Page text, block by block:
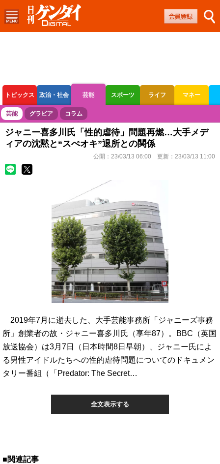
トピックス 政治・社会 芸能 スポーツ ライフ マネー
ボートレース 競輪 オートレース
芸能 グラビア コラム
ジャニー喜多川氏「性的虐待」問題再燃…大手メデ
ィアの沈黙と“スぺオキ”退所との関係
公開： 23/03/13 06:00 更新： 23/03/13 11:00
2019年7月に逝去した、大手芸能事務所「ジャニーズ事務
所」創業者の故・ジャニー喜多川氏（享年87）。BBC（英国
放送協会）は3月7日（日本時間8日早朝）、ジャニー氏によ
る男性アイドルたちへの性的虐待問題についてのドキュメン
タリー番組（「Predator: The Secret…
全文表示する
■関連記事